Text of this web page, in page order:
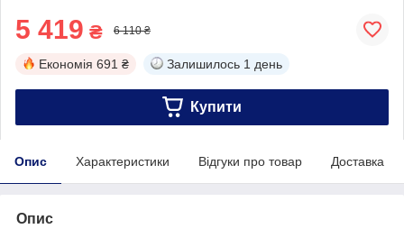
5 419 ₴ 6 110 ₴
Економія 691 ₴ Залишилось 1 день
Купити
Опис Характеристики Відгуки про товар Доставка
Опис